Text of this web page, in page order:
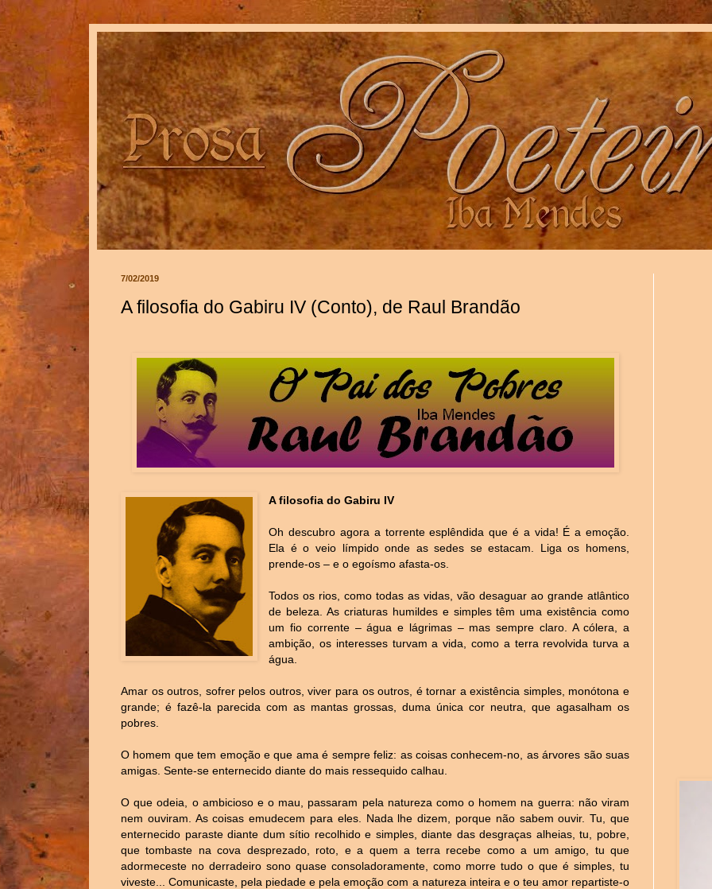
7/02/2019
A filosofia do Gabiru IV (Conto), de Raul Brandão
A filosofia do Gabiru IV
Oh descubro agora a torrente esplêndida que é a vida! É a emoção.
Ela é o veio límpido onde as sedes se estacam. Liga os homens,
prende-os – e o egoísmo afasta-os.
Todos os rios, como todas as vidas, vão desaguar ao grande atlântico
de beleza. As criaturas humildes e simples têm uma existência como
um fio corrente – água e lágrimas – mas sempre claro. A cólera, a
ambição, os interesses turvam a vida, como a terra revolvida turva a
água.
Amar os outros, sofrer pelos outros, viver para os outros, é tornar a existência simples, monótona e
grande; é fazê-la parecida com as mantas grossas, duma única cor neutra, que agasalham os
pobres.
O homem que tem emoção e que ama é sempre feliz: as coisas conhecem-no, as árvores são suas
amigas. Sente-se enternecido diante do mais ressequido calhau.
O que odeia, o ambicioso e o mau, passaram pela natureza como o homem na guerra: não viram
nem ouviram. As coisas emudecem para eles. Nada lhe dizem, porque não sabem ouvir. Tu, que
enternecido parastediante dum sítio recolhido e simples, diante das desgraças alheias, tu, pobre,
que tombaste na cova desprezado, roto, e a quem a terra recebe como a um amigo, tu que
adormeceste no derradeiro sono quase consoladoramente, como morre tudo o que é simples, tu
viveste... Comunicaste, pela piedade e pela emoção com a natureza inteira e o teu amor repartiste-o